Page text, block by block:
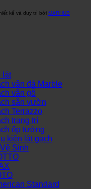
kế và duy trì bởi MARHUB
lát
vân đá Marble
vân gỗ
sân vườn
Terrazzo
trang trí
ốp tường
kiện lát gạch
Sinh
Standard